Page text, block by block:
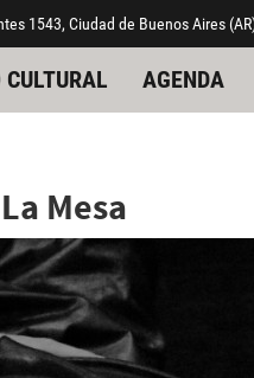
1543, Ciudad de Buenos Aires
CULTURAL AGENDA
Mesa